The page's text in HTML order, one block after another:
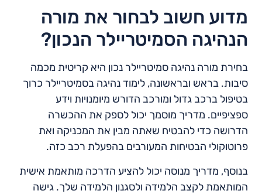
מדוע חשוב לבחור את מורה
הנהיגה הסמיטריילר הנכון?
בחירת מורה נהיגה סמיטריילר נכון היא קריטית מכמה
סיבות. בראש ובראשונה, לימוד נהיגה בסמיטריילר כרוך
בטיפול ברכב גדול ומורכב הדורש מיומנויות וידע
ספציפיים. מדריך מוסמך יכול לספק את ההכשרה
הדרושה כדי להבטיח שאתה מבין את המכניקה ואת
פרוטוקולי הבטיחות המעורבים בהפעלת רכב כזה.
בנוסף, מדריך מנוסה יכול להציע הדרכה מותאמת אישית
המותאמת לקצב הלמידה ולסגנון הלמידה שלך. גישה